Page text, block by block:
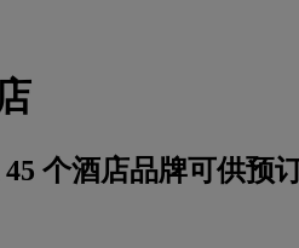
个酒店品牌可供预